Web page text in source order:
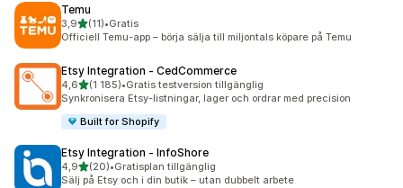
Temu
3,9av 5 stjärnor
(11)
11 recensioner totalt
•Gratis
Officiell Temu-app – börja sälja till miljontals köpare på Temu
Etsy Integration ‑ CedCommerce
4,6av 5 stjärnor
(1 185)
1185 recensioner totalt
•Gratis testversion tillgänglig
Synkronisera Etsy-listningar, lager och ordrar med precision
Built for Shopify
Etsy Integration ‑ InfoShore
4,9av 5 stjärnor
(20)
20 recensioner totalt
•Gratisplan tillgänglig
Sälj på Etsy och i din butik – utan dubbelt arbete